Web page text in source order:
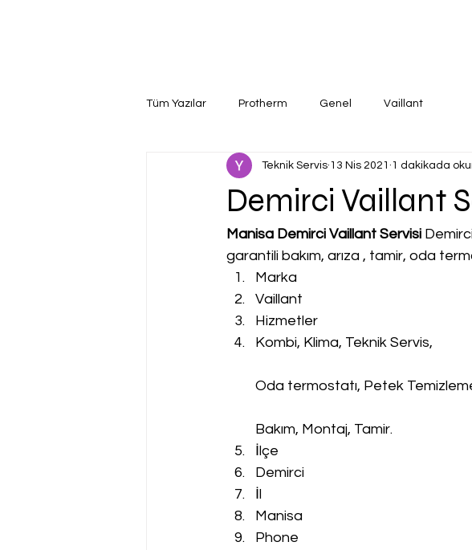
Tüm Yazılar Protherm Genel Vaillant
Demirci Vaillant
Teknik Servis 13 Nis 2021 1 dakikada
Manisa Demirci Vaillant Servisi
garantili bakım, arıza , tamir, oda
Marka
Vaillant
Hizmetler
Kombi, Klima, Teknik Servis,
Oda termostatı, Petek
Bakım, Montaj, Tamir.
İlçe
Demirci
İl
Manisa
Phone